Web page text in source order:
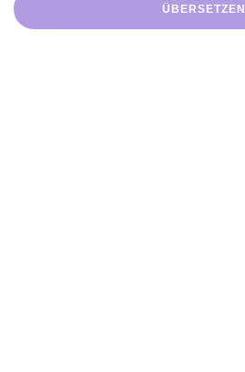
ÜBERSETZEN